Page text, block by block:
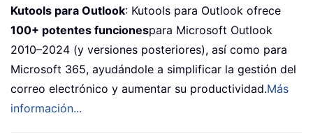
Kutools para Outlook: Kutools para Outlook ofrece
100+ potentes funcionespara Microsoft Outlook
2010–2024 (y versiones posteriores), así como para
Microsoft 365, ayudándole a simplificar la gestión del
correo electrónico y aumentar su productividad.Más
información...